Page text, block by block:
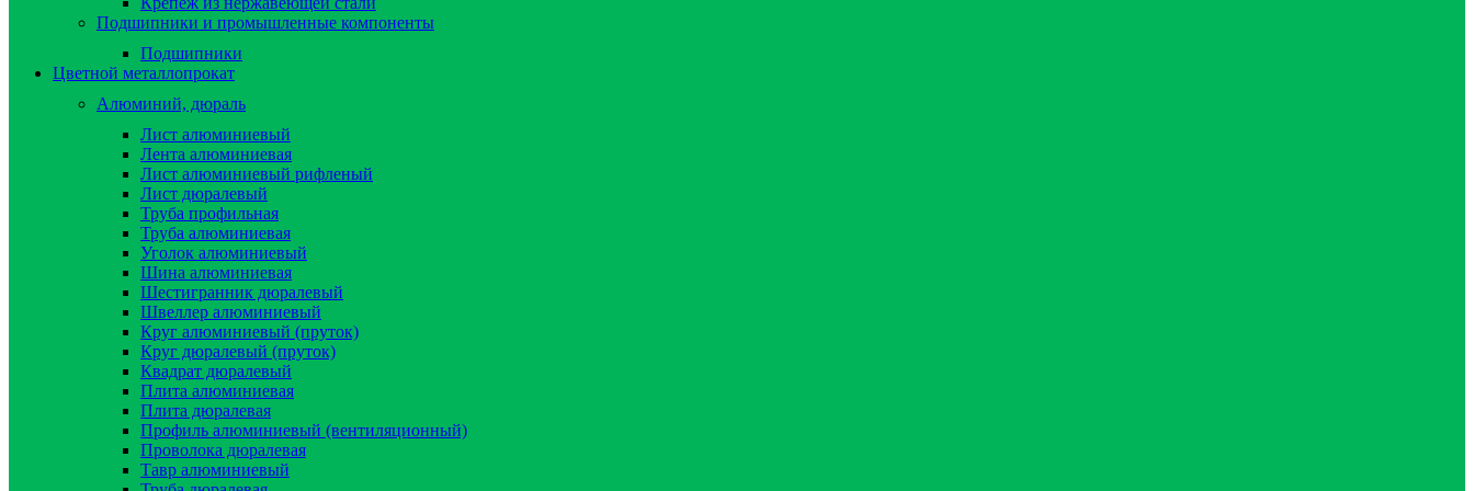
Подшипники и промышленные компоненты
Подшипники
Цветной металлопрокат
Алюминий, дюраль
Лист алюминиевый
Лента алюминиевая
Лист алюминиевый рифленый
Лист дюралевый
Труба профильная
Труба алюминиевая
Уголок алюминиевый
Шина алюминиевая
Шестигранник дюралевый
Швеллер алюминиевый
Круг алюминиевый (пруток)
Круг дюралевый (пруток)
Квадрат дюралевый
Плита алюминиевая
Плита дюралевая
Профиль алюминиевый (вентиляционный)
Проволока дюралевая
Тавр алюминиевый